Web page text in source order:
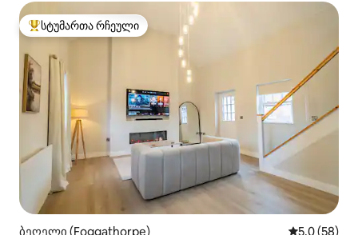
სტუმართა რჩეული მოწინავე ვარიანტი
სტუმართა რჩეული
ბეღელი (Foggathorpe) საშუალო
5,0 (58)